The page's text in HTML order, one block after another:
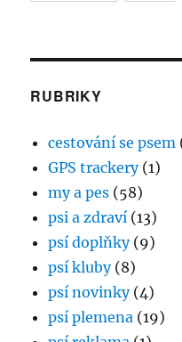
RUBRIKY
cestování se psem
GPS trackery(1)
my a pes (58)
psi a zdraví (13)
psí doplňky(9)
psí kluby(8)
psí novinky(4)
psí plemena (19)